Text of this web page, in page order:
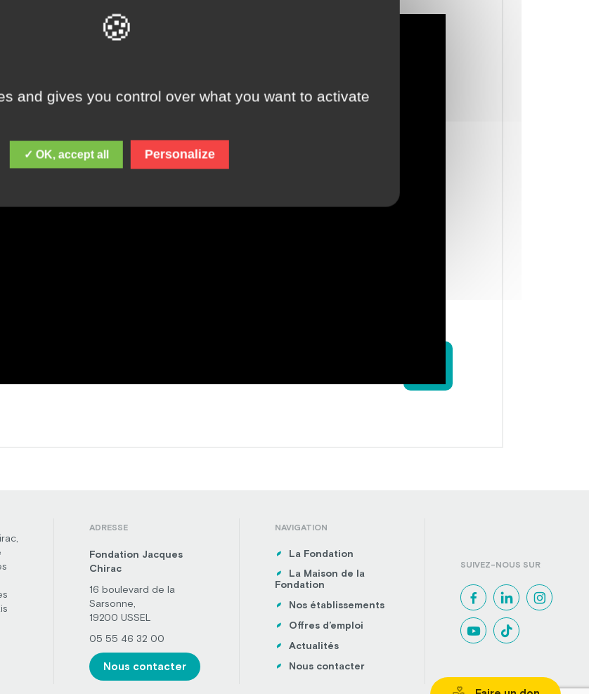
ADRESSE
Fondation Jacques
Chirac
16 boulevard de la
Sarsonne,
19200 USSEL
05 55 46 32 00
Nous contacter
NAVIGATION
La Fondation
La Maison de la
Fondation
Nos établissements
Offres d’emploi
Actualités
Nous contacter
SUIVEZ-NOUS SUR
and gives you control over what you want to activate
✓ OK, accept all Personalize